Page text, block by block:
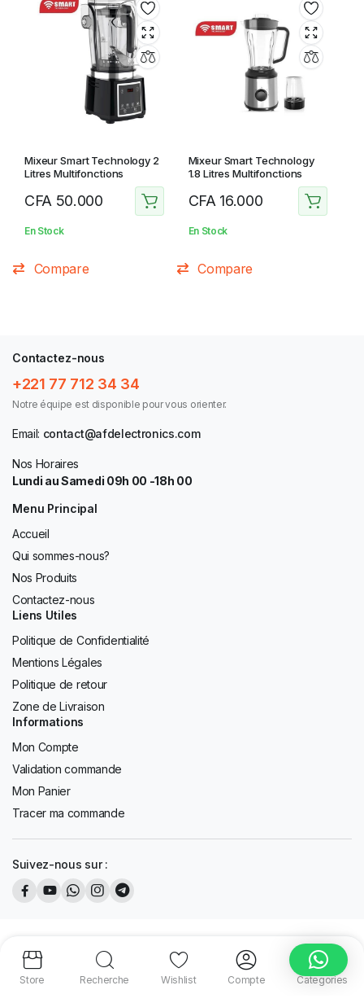
Mixeur Smart Technology 2
Litres Multifonctions
CFA 50.000
En Stock
Compare
Mixeur Smart Technology
1.8 Litres Multifonctions
CFA 16.000
En Stock
Compare
Contactez-nous
+221 77 712 34 34
Notre équipe est disponible pour vous orienter.
Email: contact@afdelectronics.com
Nos Horaires
Lundi au Samedi 09h 00 -18h 00
Menu Principal
Accueil
Qui sommes-nous?
Nos Produits
Contactez-nous
Liens Utiles
Politique de Confidentialité
Mentions Légales
Politique de retour
Zone de Livraison
Informations
Mon Compte
Validation commande
Mon Panier
Tracer ma commande
Suivez-nous sur :
Copyright 2026 © AFD Tous les droits sont réservés. Design byK13
Design.
Paiements sécurisés :
Store Recherche Wishlist Compte Categories